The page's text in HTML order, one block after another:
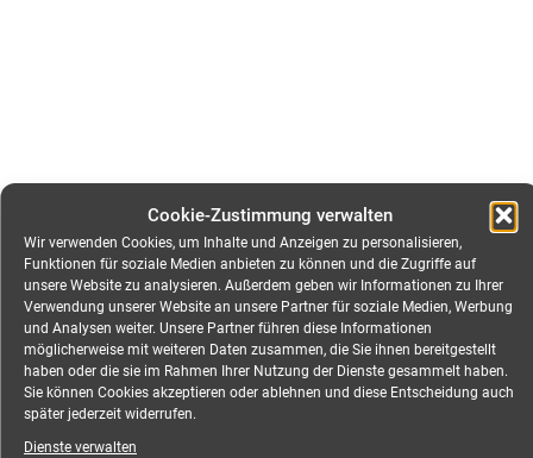
Cookie-Zustimmung verwalten
Wir verwenden Cookies, um Inhalte und Anzeigen zu personalisieren,
Funktionen für soziale Medien anbieten zu können und die Zugriffe auf
unsere Website zu analysieren. Außerdem geben wir Informationen zu Ihrer
Verwendung unserer Website an unsere Partner für soziale Medien, Werbung
und Analysen weiter. Unsere Partner führen diese Informationen
möglicherweise mit weiteren Daten zusammen, die Sie ihnen bereitgestellt
haben oder die sie im Rahmen Ihrer Nutzung der Dienste gesammelt haben.
Sie können Cookies akzeptieren oder ablehnen und diese Entscheidung auch
später jederzeit widerrufen.
Dienste verwalten
Beschreibung
Zusätzliche Information
Beschreibung